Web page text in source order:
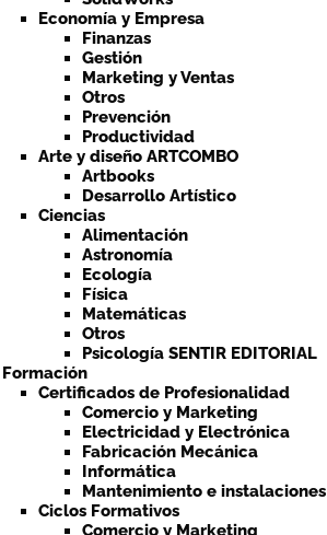
Economía y Empresa
Finanzas
Gestión
Marketing y Ventas
Otros
Prevención
Productividad
Arte y diseño ARTCOMBO
Artbooks
Desarrollo Artístico
Ciencias
Alimentación
Astronomía
Ecología
Física
Matemáticas
Otros
Psicología SENTIR EDITORIAL
Certificados de Profesionalidad
Comercio y Marketing
Electricidad y Electrónica
Fabricación Mecánica
Informática
Mantenimiento e instalaciones
Ciclos Formativos
Comercio y Marketing